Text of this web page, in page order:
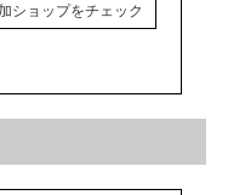
ショップをチェック